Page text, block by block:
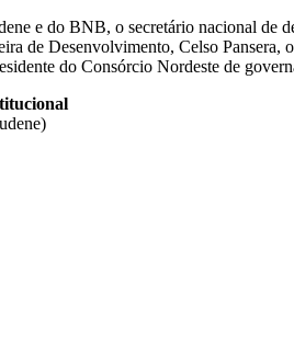
e do BNB, o secretário nacional
de Desenvolvimento, Celso
do Consórcio Nordeste de